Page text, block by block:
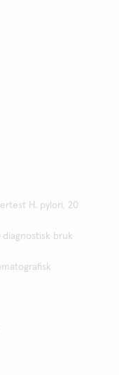
H. pylori, 20
diagnostisk bruk